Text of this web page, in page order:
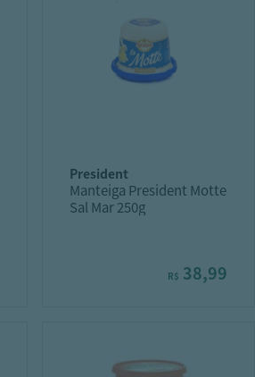
president
Manteiga President Motte
Sal Mar 250g
R$ 38,99